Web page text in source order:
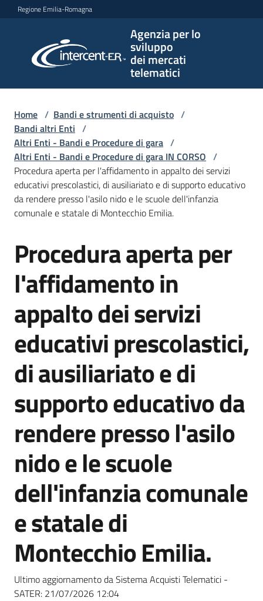
Vai al contenuto
Vai alla navigazione
Vai al footer
Regione Emilia-Romagna
Agenzia per lo
sviluppo
dei mercati
telematici
per lo
sviluppo
telematici
L'Agenzia
Bandi
strumenti
di
Supporto
Piattaforme
telematiche
English
site
Seguici
su
Home / Bandi e strumenti di acquisto /
Bandi altri Enti /
Altri Enti - Bandi e Procedure di gara /
Altri Enti - Bandi e Procedure di gara IN CORSO /
Procedura aperta per l'affidamento in appalto dei servizi
educativi prescolastici, di ausiliariato e di supporto educativo
da rendere presso l'asilo nido e le scuole dell'infanzia
comunale e statale di Montecchio Emilia.
Salta al contenuto
Procedura aperta per
l'affidamento in
appalto dei servizi
educativi prescolastici,
di ausiliariato e di
supporto educativo da
rendere presso l'asilo
nido e le scuole
dell'infanzia comunale
e statale di
Montecchio Emilia.
Ultimo aggiornamento da Sistema Acquisti Telematici -
SATER: 21/07/2026 12:04